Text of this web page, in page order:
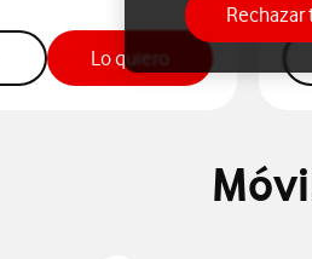
info sobre la tarifa Línea móvil
Lo quiero botón "Lo
Rechazar